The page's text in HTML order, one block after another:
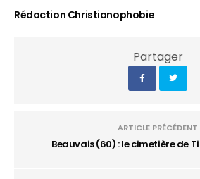
Rédaction Christianophobie
Partager
ARTICLE PRÉCÉDENT
Beauvais (60) : le cimetière de